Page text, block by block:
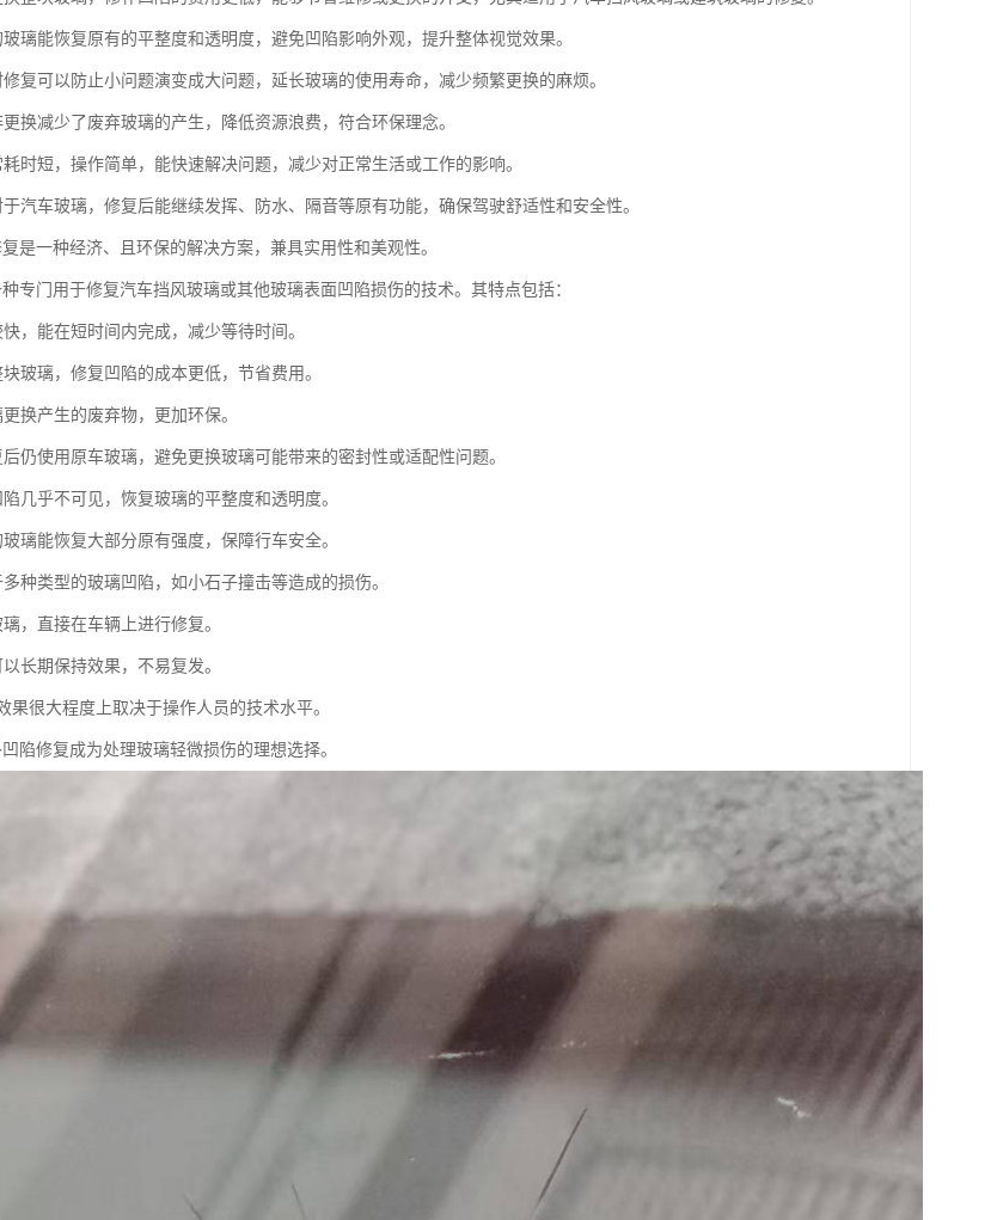
璃能恢复原有的平整度和透明度，避免凹陷影响外观，提升整体视觉效果。
复可以防止小问题演变成大问题，延长玻璃的使用寿命，减少频繁更换的麻烦。
换减少了废弃玻璃的产生，降低资源浪费，符合环保理念。
时短，操作简单，能快速解决问题，减少对正常生活或工作的影响。
汽车玻璃，修复后能继续发挥、防水、隔音等原有功能，确保驾驶舒适性和安全性。
是一种经济、且环保的解决方案，兼具实用性和美观性。
专门用于修复汽车挡风玻璃或其他玻璃表面凹陷损伤的技术。其特点包括：
，能在短时间内完成，减少等待时间。
玻璃，修复凹陷的成本更低，节省费用。
换产生的废弃物，更加环保。
仍使用原车玻璃，避免更换玻璃可能带来的密封性或适配性问题。
几乎不可见，恢复玻璃的平整度和透明度。
璃能恢复大部分原有强度，保障行车安全。
种类型的玻璃凹陷，如小石子撞击等造成的损伤。
，直接在车辆上进行修复。
长期保持效果，不易复发。
果很大程度上取决于操作人员的技术水平。
陷修复成为处理玻璃轻微损伤的理想选择。